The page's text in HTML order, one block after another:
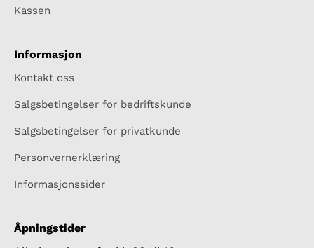
Kassen
Informasjon
Kontakt oss
Salgsbetingelser for bedriftskunde
Salgsbetingelser for privatkunde
Personvernerklæring
Informasjonssider
Åpningstider